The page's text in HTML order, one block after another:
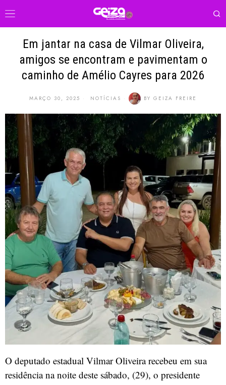
Em jantar na casa de Vilmar Oliveira,
amigos se encontram e pavimentam o
caminho de Amélio Cayres para 2026
MARÇO 30, 2025 NOTÍCIAS BY GEIZA FREIRE
O deputado estadual Vilmar Oliveira recebeu em sua
residência na noite deste sábado, (29), o presidente